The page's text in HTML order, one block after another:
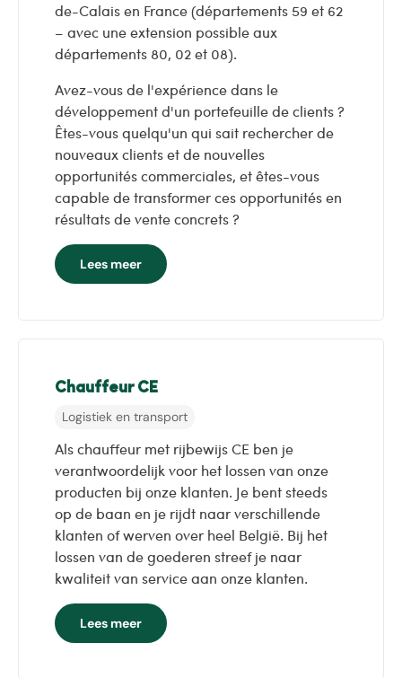
de-Calais en France (départements 59 et 62
– avec une extension possible aux
départements 80, 02 et 08).
Avez-vous de l'expérience dans le
développement d'un portefeuille de clients ?
Êtes-vous quelqu'un qui sait rechercher de
nouveaux clients et de nouvelles
opportunités commerciales, et êtes-vous
capable de transformer ces opportunités en
résultats de vente concrets ?
Lees meer
Chauffeur CE
Logistiek en transport
Als chauffeur met rijbewijs CE ben je
verantwoordelijk voor het lossen van onze
producten bij onze klanten. Je bent steeds
op de baan en je rijdt naar verschillende
klanten of werven over heel België. Bij het
lossen van de goederen streef je naar
kwaliteit van service aan onze klanten.
Lees meer